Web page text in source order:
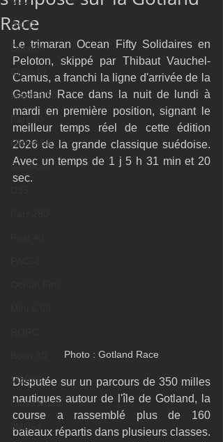
GC32
Diam24
Class40
Mach 6.50
ORMA60
Gunboat
VOR60
Class Rhum
JMD54
Race
Le trimaran Ocean Fifty Solidaires en
Peloton, skippé par Thibaut Vauchel-
Camus, a franchi la ligne d'arrivée de la
Gotland Race dans la nuit de lundi à
mardi en première position, signant le
meilleur temps réel de cette édition
2026 de la grande classique suédoise.
Avec un temps de 1 j 5 h 31 min et 20
sec.
Photo : Gotland Race
Disputée sur un parcours de 350 milles
nautiques autour de l'île de Gotland, la
course a rassemblé plus de 160
bateaux répartis dans plusieurs classes.